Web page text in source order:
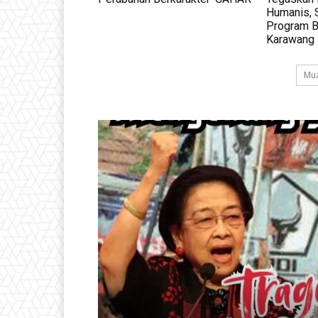
Humanis,
Program
Karawang